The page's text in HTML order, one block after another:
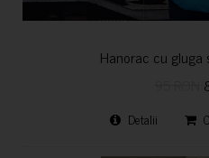
Hanorac cu gluga
Detalii